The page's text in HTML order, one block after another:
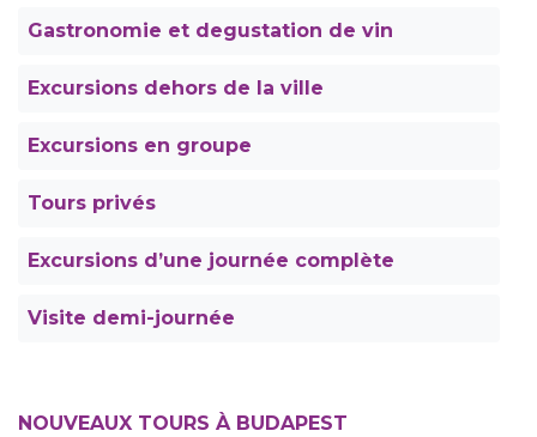
Gastronomie et degustation de vin
Excursions dehors de la ville
Excursions en groupe
Tours privés
Excursions d’une journée complète
Visite demi-journée
NOUVEAUX TOURS À BUDAPEST